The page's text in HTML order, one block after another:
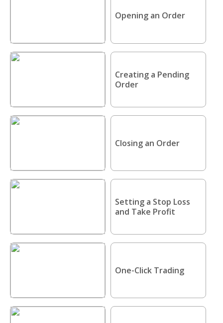
Opening an Order
Creating a Pending
Order
Closing an Order
Setting a Stop Loss
and Take Profit
One-Click Trading